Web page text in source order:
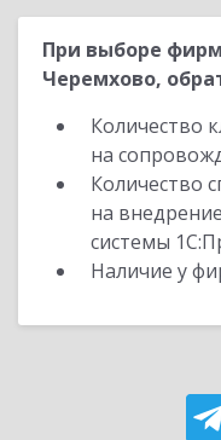
При выборе
Черемхово,
Количество
на
Количество
на
системы
Наличие у